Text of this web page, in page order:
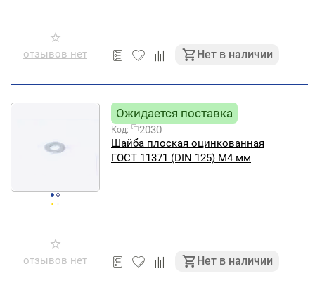
отзывов нет Нет в наличии
отзывов нет
Ожидается поставка
Код:
2030
Шайба плоская оцинкованная
ГОСТ 11371 (DIN 125) М4 мм
Нет в наличии